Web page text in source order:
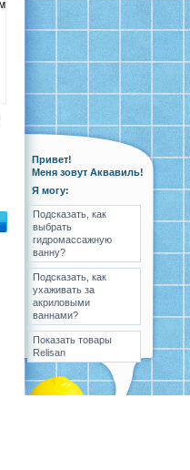
Привет!
Меня зовут Аквавиль!
Я могу:
Подсказать, как
выбрать
гидромассажную
ванну?
Подсказать, как
ухаживать за
акриловыми
ваннами?
Показать товары
Relisan